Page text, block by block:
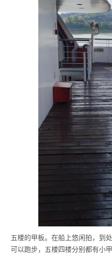
五楼的甲板。在船上悠闲拍，到
可以跑步，五楼四楼分别都有小